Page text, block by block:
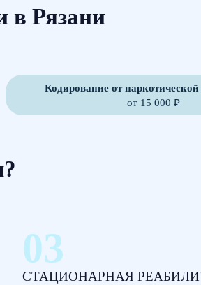
в Рязани
Кодирование от наркотической
от 15 000 ₽
СТАЦИОНАРНАЯ